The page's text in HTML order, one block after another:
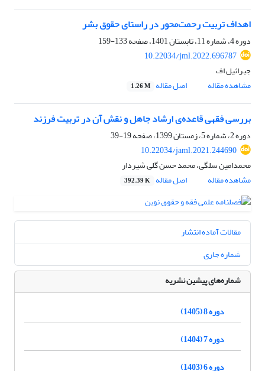
اهداف تربیت رحمت‌محور در راستای حقوق بشر
دوره 4، شماره 11، تابستان 1401، صفحه
133-159
10.22034/jml.2022.696787
جبرائیل اف
مشاهده مقاله
اصل مقاله 1.26 M
بررسی فقهی قاعده‌ی ارشاد جاهل و نقش آن در تربیت فرزند
دوره 2، شماره 5، زمستان 1399، صفحه
19-39
10.22034/jaml.2021.244690
محمدامین سلگی، محمد حسن گلی شیردار
مشاهده مقاله
اصل مقاله 392.39 K
مقالات آماده انتشار
شماره جاری
شماره‌های پیشین نشریه
دوره 8 (1405)
دوره 7 (1404)
دوره 6 (1403)